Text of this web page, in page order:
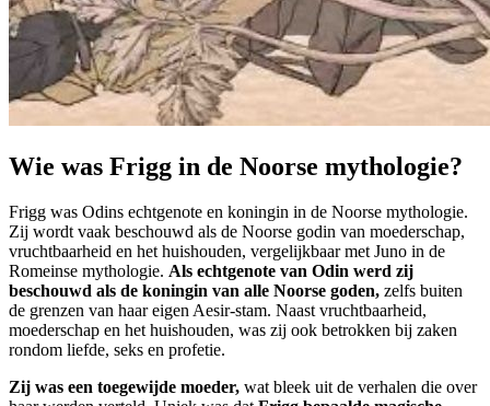
Wie was Frigg in de Noorse mythologie?
Frigg was Odins echtgenote en koningin in de Noorse mythologie.
Zij wordt vaak beschouwd als de Noorse godin van moederschap,
vruchtbaarheid en het huishouden, vergelijkbaar met Juno in de
Romeinse mythologie. Als echtgenote van Odin werd zij
beschouwd als de koningin van alle Noorse goden, zelfs buiten
de grenzen van haar eigen Aesir-stam. Naast vruchtbaarheid,
moederschap en het huishouden, was zij ook betrokken bij zaken
rondom liefde, seks en profetie.
Zij was een toegewijde moeder, wat bleek uit de verhalen die over